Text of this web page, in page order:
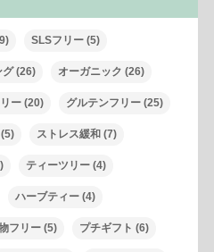
SLSフリー(5)
グ(26) オーガニック (26)
ー(20) グルテンフリー(25)
ストレス緩和 (7)
ティーツリー(4)
ハーブティー(4)
フリー(5) プチギフト (6)